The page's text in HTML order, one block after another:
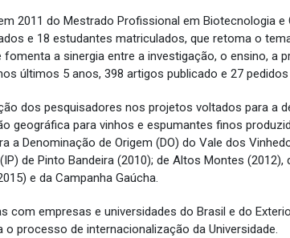
2011 do Mestrado Profissional em Biotecnologia
e 18 estudantes matriculados, que retoma o
a sinergia entre a investigação, o ensino, a
últimos 5 anos, 398 artigos publicado e 27
dos pesquisadores nos projetos voltados para a
geográfica para vinhos e espumantes finos
a Denominação de Origem (DO) do Vale dos
de Pinto Bandeira (2010); de Altos Montes (2012),
e da Campanha Gaúcha.
com empresas e universidades do Brasil e do
o processo de internacionalização da Universidade.